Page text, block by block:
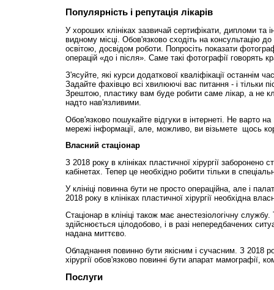
Популярність і репутація лікарів
У хороших клініках зазвичай сертифікати, дипломи та
видному місці. Обов'язково сходіть на консультацію до
освітою, досвідом роботи. Попросіть показати
операцій «до і після». Саме такі фотографії говорять
З'ясуйте, які курси додаткової кваліфікації останнім
Задайте фахівцю всі хвилюючі вас питання - і тільки
Зрештою, пластику вам буде робити саме лікар, а не
надто нав'язливими.
Обов'язково пошукайте відгуки в інтернеті. Не варто
мережі інформації, але, можливо, ви візьмете щось
Власний стаціонар
З 2018 року в клініках пластичної хірургії заборонено
кабінетах. Тепер це необхідно робити тільки в
У клініці повинна бути не просто операційна, але і
2018 року в клініках пластичної хірургії необхідна
Стаціонар в клініці також має анестезіологічну службу.
здійснюється цілодобово, і в разі непередбачених
надана миттєво.
Обладнання повинно бути якісним і сучасним. З 2018
хірургії обов'язково повинні бути апарат мамографії,
Послуги